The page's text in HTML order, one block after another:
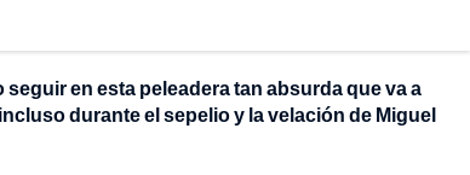
seguir en esta peleadera tan absurda que va a
durante el sepelio y la velación de Miguel